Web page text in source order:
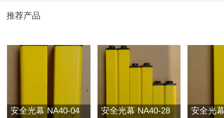
推荐产品
安全光幕 NA40-04 安全光幕 NA40-28 安全光